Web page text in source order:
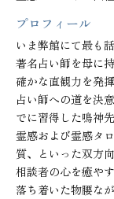
プロフィール
いま弊館にて最も
著名占い師を母に
確かな直観力を発揮
占い師への道を決
でに習得した鳴神先
霊感および霊感タ
質、といった双方
相談者の心を癒や
落ち着いた物腰な